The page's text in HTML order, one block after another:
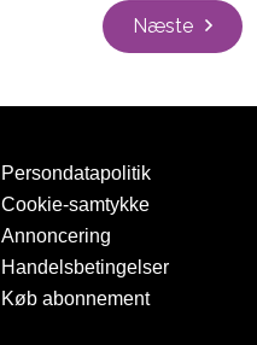
Næste
Persondatapolitik
Cookie-samtykke
Annoncering
Handelsbetingelser
Køb abonnement